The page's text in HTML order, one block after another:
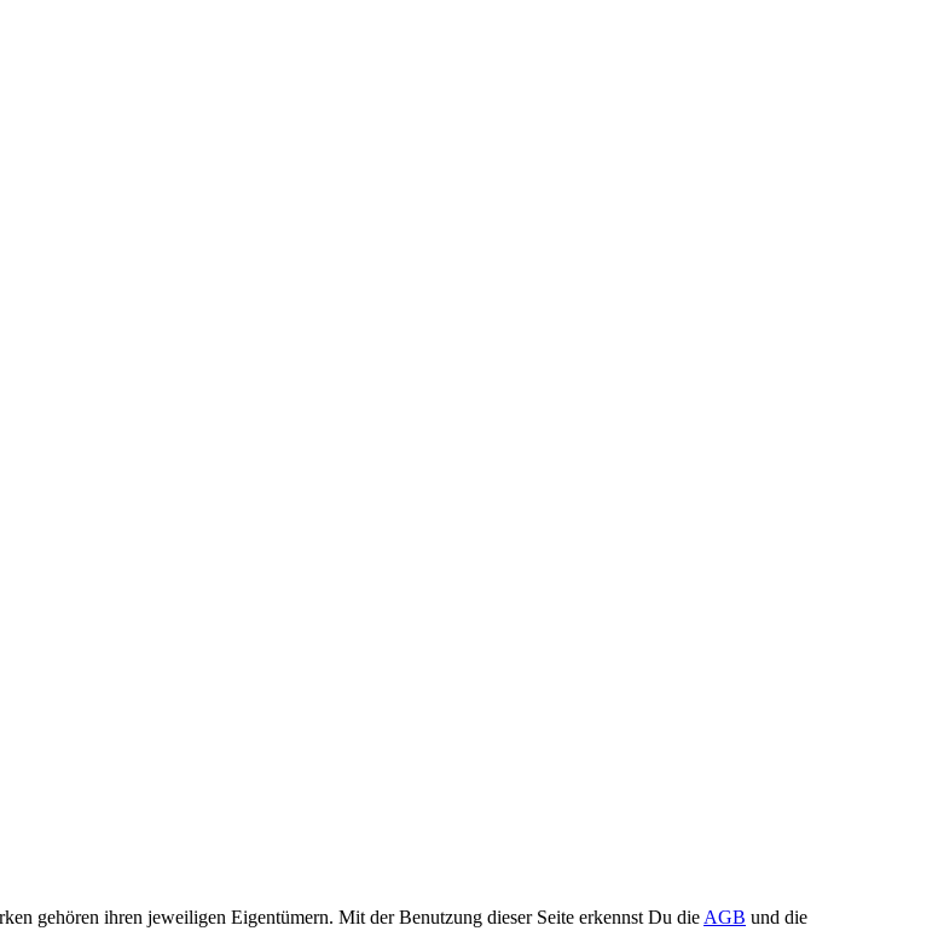
gehören ihren jeweiligen Eigentümern. Mit der Benutzung dieser Seite erkennst Du die AGB und die